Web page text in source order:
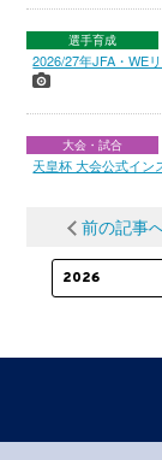
選手育成
2026/27年JFA・WE
大会・試合
天皇杯 大会公式イ
前の記事